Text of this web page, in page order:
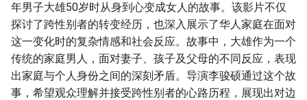
年男子大雄50岁时从身到心变成女人的故事。该影片不仅
探讨了跨性别者的转变经历，也深入展示了华人家庭在面对
这一变化时的复杂情感和社会反应。故事中，大雄作为一个
传统的家庭男人，面对妻子、孩子及父母的不同反应，表现
出家庭与个人身份之间的深刻矛盾。导演李骏硕通过这个故
事，希望观众理解并接受跨性别者的心路历程，展现出对边